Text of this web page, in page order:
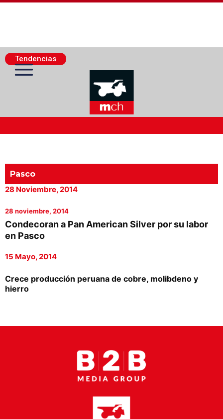
Tendencias
Actualidad Minera
Minería Superficie
Proveedores
Canal Digital
Columnas de Opinión
Designaciones
Pasco
28 Noviembre, 2014
28 noviembre, 2014
Condecoran a Pan American Silver por su labor
en Pasco
15 Mayo, 2014
Crece producción peruana de cobre, molibdeno y
hierro